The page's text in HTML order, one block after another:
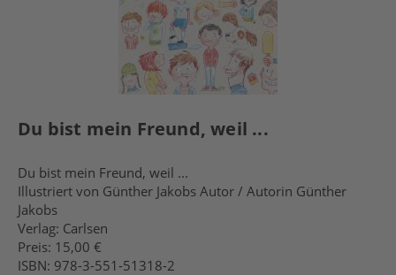
Du bist mein Freund, weil ...
Du bist mein Freund, weil ...
Illustriert von Günther Jakobs Autor / Autorin Günther
Jakobs
Verlag: Carlsen
Preis: 15,00 €
ISBN: 978-3-551-51318-2